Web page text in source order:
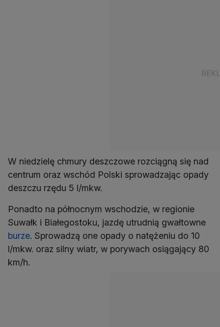
W niedzielę chmury deszczowe rozciągną się nad
centrum oraz wschód Polski sprowadzając opady
deszczu rzędu 5 l/mkw.
Ponadto na północnym wschodzie, w regionie
Suwałk i Białegostoku, jazdę utrudnią gwałtowne
burze. Sprowadzą one opady o natężeniu do 10
l/mkw. oraz silny wiatr, w porywach osiągający 80
km/h.